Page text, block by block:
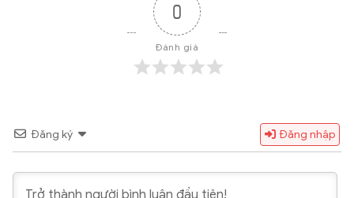
0
Đánh giá
Đăng ký Đăng nhập